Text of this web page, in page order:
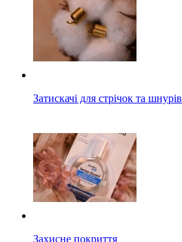
Затискачі для стрічок та шнурів
Захисне покриття